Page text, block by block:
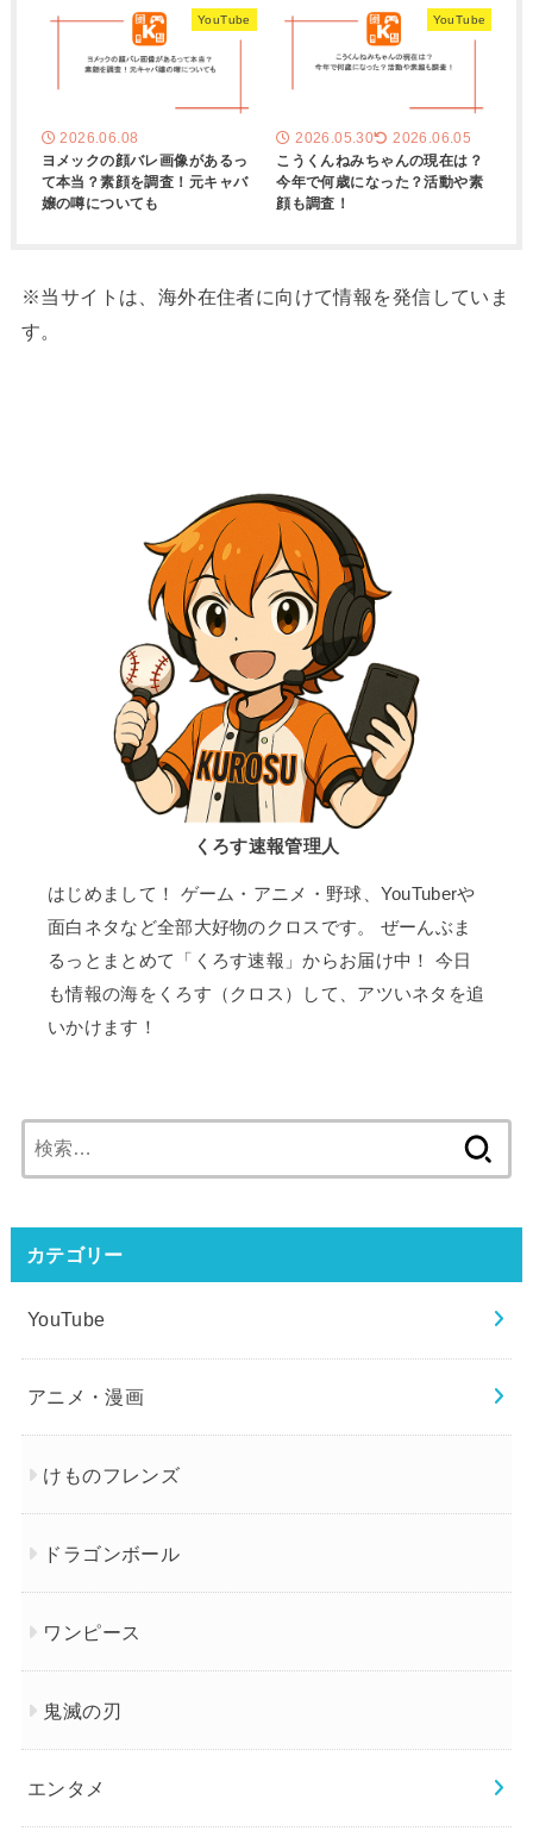
YouTube
2026.06.08
ヨメックの顔バレ画像があるっ
て本当？素顔を調査！元キャバ
嬢の噂についても
YouTube
2026.05.30 2026.06.05
こうくんねみちゃんの現在は？
今年で何歳になった？活動や素
顔も調査！
※当サイトは、海外在住者に向けて情報を発信していま
す。
くろす速報管理人
はじめまして！ ゲーム・アニメ・野球、YouTuberや
面白ネタなど全部大好物のクロスです。 ぜーんぶま
るっとまとめて「くろす速報」からお届け中！ 今日
も情報の海をくろす（クロス）して、アツいネタを追
いかけます！
索:
カテゴリー
YouTube
アニメ・漫画
けものフレンズ
ドラゴンボール
ワンピース
鬼滅の刃
エンタメ